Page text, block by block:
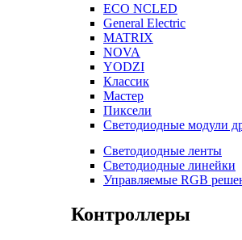
ECO NCLED
General Electric
MATRIX
NOVA
YODZI
Классик
Мастер
Пиксели
Светодиодные модули
Светодиодные ленты
Светодиодные линейки
Управляемые RGB
Контроллеры